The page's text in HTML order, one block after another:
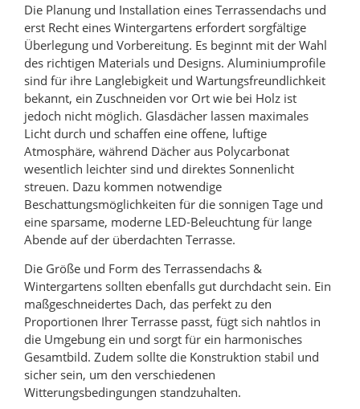
Die Planung und Installation eines Terrassendachs und
erst Recht eines Wintergartens erfordert sorgfältige
Überlegung und Vorbereitung. Es beginnt mit der Wahl
des richtigen Materials und Designs. Aluminiumprofile
sind für ihre Langlebigkeit und Wartungsfreundlichkeit
bekannt, ein Zuschneiden vor Ort wie bei Holz ist
jedoch nicht möglich. Glasdächer lassen maximales
Licht durch und schaffen eine offene, luftige
Atmosphäre, während Dächer aus Polycarbonat
wesentlich leichter sind und direktes Sonnenlicht
streuen. Dazu kommen notwendige
Beschattungsmöglichkeiten für die sonnigen Tage und
eine sparsame, moderne LED-Beleuchtung für lange
Abende auf der überdachten Terrasse.
Die Größe und Form des Terrassendachs &
Wintergartens sollten ebenfalls gut durchdacht sein. Ein
maßgeschneidertes Dach, das perfekt zu den
Proportionen Ihrer Terrasse passt, fügt sich nahtlos in
die Umgebung ein und sorgt für ein harmonisches
Gesamtbild. Zudem sollte die Konstruktion stabil und
sicher sein, um den verschiedenen
Witterungsbedingungen standzuhalten.